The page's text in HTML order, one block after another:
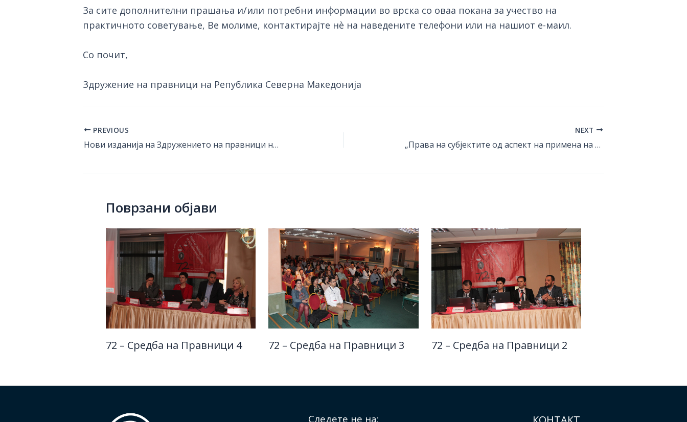
За сите дополнителни прашања и/или потребни информации во врска со оваа покана за учество на
практичното советување, Ве молиме, контактирајте нè на наведените телефони или на нашиот е-маил.
Со почит,
Здружение на правници на Република Северна Македонија
Post
navigation
PREVIOUS
Нови изданија на Здружението на правници на РСМ
NEXT
„Права на субјектите од аспект на примена на новата регулативна рамка за заштита на лични податоци. Како до сопствено решение за усогласеност (отчетност)?“
Поврзани објави
72 – Средба на Правници 4 72 – Средба на Правници 3 72 – Средба на Правници 2
Следете не на: